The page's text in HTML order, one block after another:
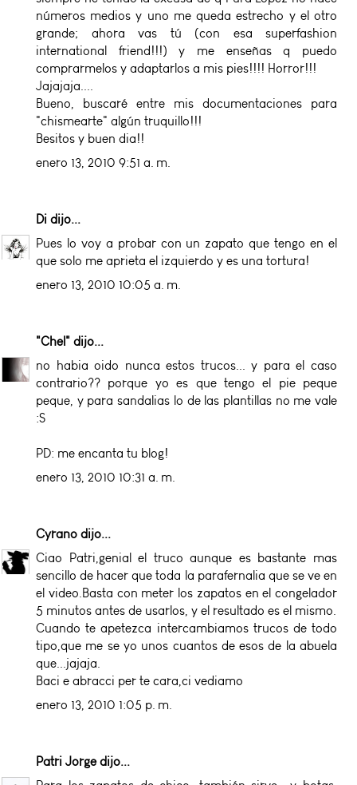
números medios y uno me queda estrecho y el otro
grande; ahora vas tú (con esa superfashion
international friend!!!) y me enseñas q puedo
comprarmelos y adaptarlos a mis pies!!!! Horror!!!
Jajajaja....
Bueno, buscaré entre mis documentaciones para
"chismearte" algún truquillo!!!
Besitos y buen dia!!
enero 13, 2010 9:51 a. m.
Di dijo...
Pues lo voy a probar con un zapato que tengo en el
que solo me aprieta el izquierdo y es una tortura!
enero 13, 2010 10:05 a. m.
"Chel" dijo...
no habia oido nunca estos trucos... y para el caso
contrario?? porque yo es que tengo el pie peque
peque, y para sandalias lo de las plantillas no me vale
:S
PD: me encanta tu blog!
enero 13, 2010 10:31 a. m.
Cyrano dijo...
Ciao Patri,genial el truco aunque es bastante mas
sencillo de hacer que toda la parafernalia que se ve en
el video.Basta con meter los zapatos en el congelador
5 minutos antes de usarlos, y el resultado es el mismo.
Cuando te apetezca intercambiamos trucos de todo
tipo,que me se yo unos cuantos de esos de la abuela
que...jajaja.
Baci e abracci per te cara,ci vediamo
enero 13, 2010 1:05 p. m.
Patri Jorgedijo...